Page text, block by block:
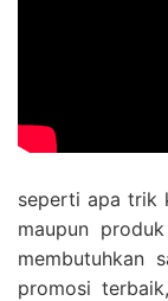
seperti apa trik
maupun
membutuhkan
promosi